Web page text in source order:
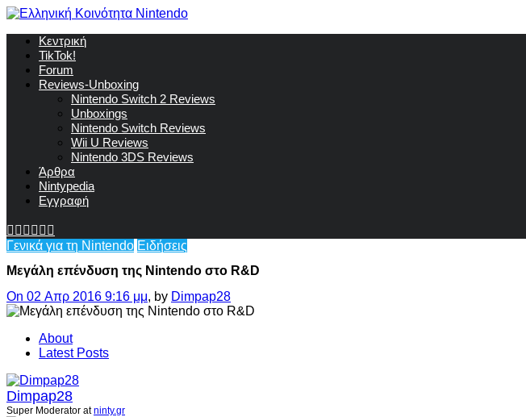
Κεντρική
TikTok!
Forum
Reviews-Unboxing
Nintendo Switch 2 Reviews
Unboxings
Nintendo Switch Reviews
Wii U Reviews
Nintendo 3DS Reviews
Άρθρα
Nintypedia
Εγγραφή
Γενικά για τη Nintendo Ειδήσεις
Μεγάλη επένδυση της Nintendo στο R&D
On 02 Απρ 2016 9:16 μμ, by Dimpap28
About
Latest Posts
Dimpap28
Super Moderator atninty.gr